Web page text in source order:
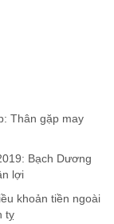
Thân gặp may
Bạch Dương
lợi
khoản tiền ngoài
tỵ